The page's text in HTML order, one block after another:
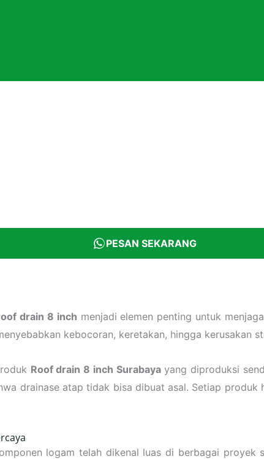
PESAN SEKARANG
drain 8 inch menjadi elemen penting untuk
kebocoran, keretakan, hingga kerusakan
Roof drain 8 inch Surabayayang diproduksi
drainase atap tidak bisa dibuat asal. Setiap
logam telah dikenal luas di berbagai proyek